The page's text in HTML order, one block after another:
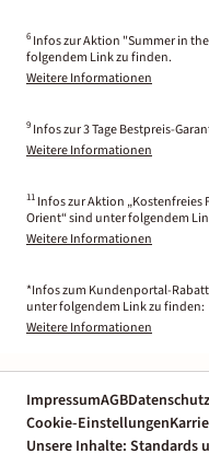
6 Infos zur Aktion "Summer in
folgendem Link zu finden.
Weitere Informationen
9 Infos zur 3 Tage Bestpreis-
Weitere Informationen
11 Infos zur Aktion „Kostenfreies
Orient“ sind unter folgendem
Weitere Informationen
*Infos zum Kundenportal-
unter folgendem Link zu finden:
Weitere Informationen
ImpressumAGBDatenschutz
Cookie-Einstellungen
Unsere Inhalte: Standards